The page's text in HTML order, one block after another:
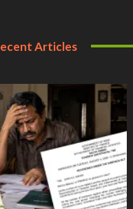
Articles